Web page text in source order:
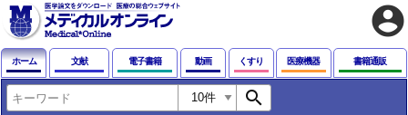
account_circle
ホーム 文献 電子書籍 動画 くすり 医療機器 書籍通販
search